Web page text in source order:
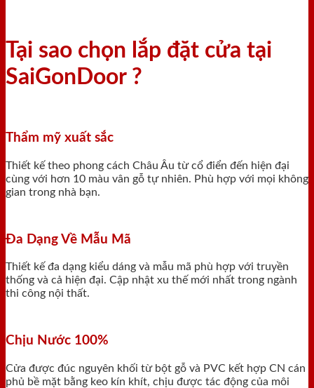
Tại sao chọn lắp đặt cửa tại
SaiGonDoor ?
Thẩm mỹ xuất sắc
Thiết kế theo phong cách Châu Âu từ cổ điển đến hiện đại
cùng với hơn 10 màu vân gỗ tự nhiên. Phù hợp với mọi không
gian trong nhà bạn.
Đa Dạng Về Mẫu Mã
Thiết kế đa dạng kiểu dáng và mẫu mã phù hợp với truyền
thống và cả hiện đại. Cập nhật xu thế mới nhất trong ngành
thi công nội thất.
Chịu Nước 100%
Cửa được đúc nguyên khối từ bột gỗ và PVC kết hợp CN cán
phủ bề mặt bằng keo kín khít, chịu được tác động của môi